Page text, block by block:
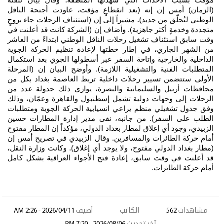
(الزمان) أمس إن إنه (بعد انقطاعٍ مؤقت، عاودت أجنحة الناقل
الوطني لتُحلّق من جديد). مشيراً إلى إن (استئناف الرحلات جاء بروحٍ
متجددة وخدمةٍ أكثر جاهزية). وأضاف إن (الشركة كانت قد أعلنت في
وقت سابق استئناف تشغيل رحلات الناقل الوطني ابتداءً من العاشر
من الشهر الجاري، في إطار خطتها لإعادة تنظيم الحركة الجوية
الداخلية والخارجية وإتاحة السفر عبر أسطولها الجوي بعد استكمال
المتطلبات الفنية والتشغيلية اللازمة). وأوضح البيان إن (المرحلة
الأولى ستتضمن تسيير رحلات داخلية تربط العاصمة بغداد بكل من
محافظات أربيل والسليمانية والبصرة، يوازي ذلك جدولة عدد من
الرحلات إلى وجهات دولية تشمل إسطنبول والقاهرة وعمّان، وذلك
وفق جدول تشغيلي منظم يراعي انسيابية الحركة الجوية ومتطلبات
الطلب على السفر). من جانبه، نفى مدير إدارة المطارات حسين
الزبيدي، وجود أي إغلاق لمطار بغداد الدولي، مؤكداً إن المطار مفتوح
أمام حركة الطائرات والمسافرين. وقال الزبيدي في تصريح أمس إن
(مطار بغداد الدولي مفتوح، ولا يوجد أي إغلاق). وكانت وزارة النقل،
قد أعلنت في وقت سابق، إعادة فتح الأجواء العراقية بشكل كامل
أمام حركة الطائرات.
مشاهدات 562 الكاتب أضيف 2026/04/11 - 2:26 AM